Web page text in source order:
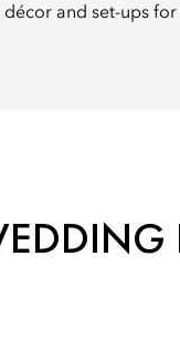
and set-ups